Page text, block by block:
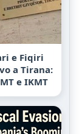
e Fiqiri
a Tirana:
e IKMT